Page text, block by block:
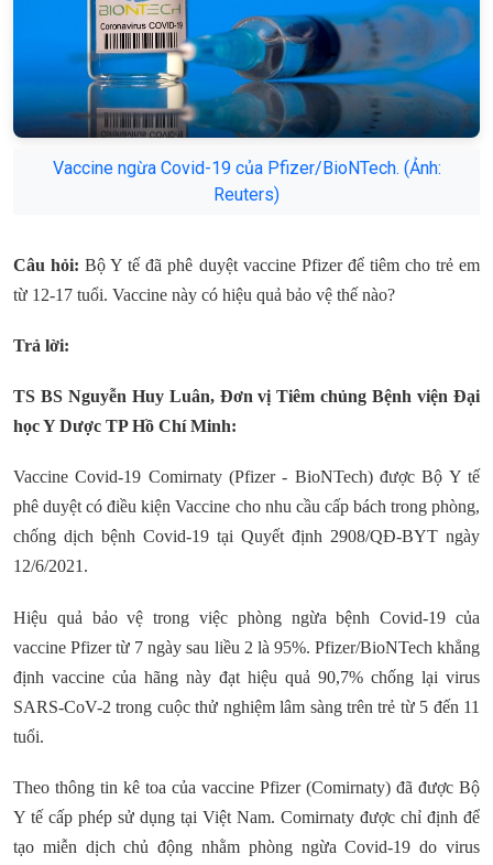
Vaccine ngừa Covid-19 của Pfizer/BioNTech. (Ảnh:
Reuters)
Câu hỏi:Bộ Y tế đã phê duyệt vaccine Pfizer để tiêm cho trẻ em
từ 12-17 tuổi. Vaccine này có hiệu quả bảo vệ thế nào?
Trả lời:
TS BS Nguyễn Huy Luân, Đơn vị Tiêm chủng Bệnh viện Đại
học Y Dược TP Hồ Chí Minh:
Vaccine Covid-19 Comirnaty (Pfizer - BioNTech) được Bộ Y tế
phê duyệt có điều kiện Vaccine cho nhu cầu cấp bách trong phòng,
chống dịch bệnh Covid-19 tại Quyết định 2908/QĐ-BYT ngày
12/6/2021.
Hiệu quả bảo vệ trong việc phòng ngừa bệnh Covid-19 của
vaccine Pfizer từ 7 ngày sau liều 2 là 95%. Pfizer/BioNTech khẳng
định vaccine của hãng này đạt hiệu quả 90,7% chống lại virus
SARS-CoV-2 trong cuộc thử nghiệm lâm sàng trên trẻ từ 5 đến 11
tuổi.
Theo thông tin kê toa của vaccine Pfizer (Comirnaty) đã được Bộ
Y tế cấp phép sử dụng tại Việt Nam. Comirnaty được chỉ định để
tạo miễn dịch chủ động nhằm phòng ngừa Covid-19 do virus